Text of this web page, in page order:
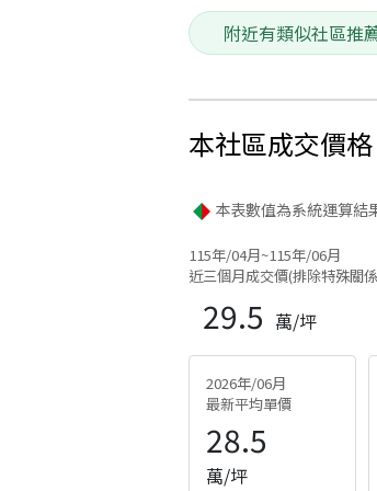
附近有類似社區推
本社區成交價格
本表數值為系統運算結
115年/04月~115年/06月
近三個月成交價(排除特殊關
29.5 萬/坪
2026年/06月
最新平均單價
28.5
萬/坪